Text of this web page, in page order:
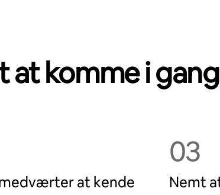
at komme i gang
at kende
03
Nemt